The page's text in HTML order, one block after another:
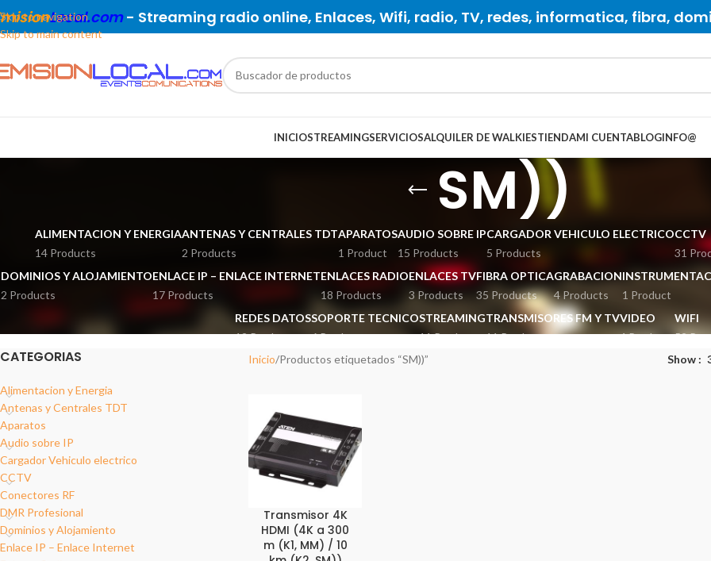
Skip to navigation
Skip to main content
Local.com- Streaming radio online, Enlaces, Wifi, radio, TV, redes, informatica, fibra,
INICIOSTREAMINGSERVICIOSALQUILER DE WALKIESTIENDAMI CUENTABLOGINFO@
SM))
ALIMENTACION Y ENERGIA
14 Products
ANTENAS Y CENTRALES TDT
2 Products
APARATOS
1 Product
AUDIO SOBRE IP
15 Products
CARGADOR VEHICULO ELECTRICO
5 Products
CCTV
31
DOMINIOS Y ALOJAMIENTO
2 Products
ENLACE IP – ENLACE INTERNET
17 Products
ENLACES RADIO
18 Products
ENLACES TV
3 Products
FIBRA OPTICA
35 Products
GRABACION
4 Products
1 Product
REDES DATOS
12 Products
SOPORTE TECNICO
6 Products
STREAMING
11 Products
TRANSMISORES FM Y TV
11 Products
VIDEO
4 Products
WIFI
52
CATEGORIAS
Alimentacion y Energia
Antenas y Centrales TDT
Aparatos
Audio sobre IP
Cargador Vehiculo electrico
CCTV
Conectores RF
DMR Profesional
Dominios y Alojamiento
Enlace IP – Enlace Internet
Inicio Productos etiquetados “SM))” Show
Transmisor 4K
HDMI (4K a 300
m (K1, MM) / 10